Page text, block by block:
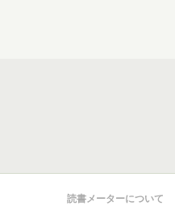
読書メーターについて